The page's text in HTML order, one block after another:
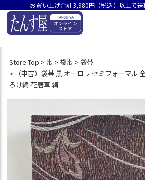
お買い上げ合計3,980円（税込）以上で送
Store Top 帯 袋帯
袋帯
（中古）袋帯 黒 オーロラ セミフォーマル
ろけ縞 花唐草 絹